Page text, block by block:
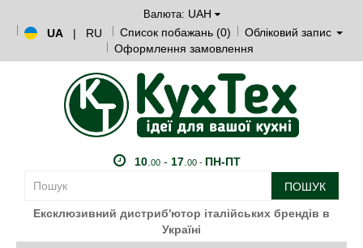
Валюта: UAH
UA
| RU Список побажань (0)
Обліковий запис
Оформлення замовлення
10. 00- 17. 00 - ПН-ПТ
ПОШУК
Ексклюзивний дистриб'ютор італійських брендів в
Україні